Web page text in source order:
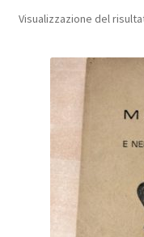
Cassa
Carrello
Visualizzazione del